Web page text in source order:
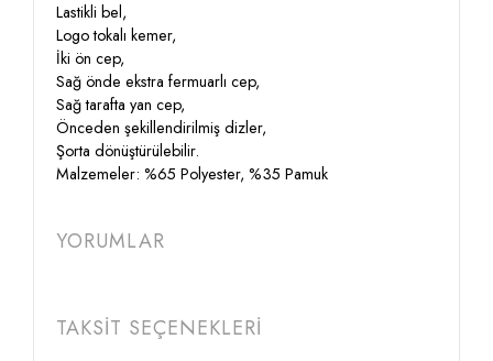
Lastikli bel,
Logo tokalı kemer,
İki ön cep,
Sağ önde ekstra fermuarlı cep,
Sağ tarafta yan cep,
Önceden şekillendirilmiş dizler,
Şorta dönüştürülebilir.
Malzemeler: %65 Polyester, %35 Pamuk
YORUMLAR
TAKSİT SEÇENEKLERİ